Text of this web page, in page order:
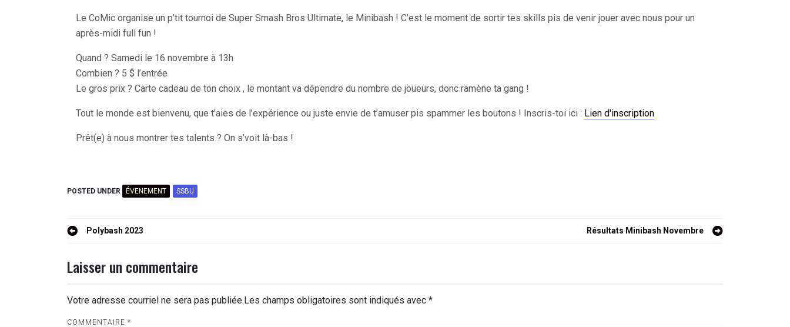
Le CoMic organise un p’tit tournoi de Super Smash Bros Ultimate, le Minibash ! C’est le moment de sortir tes skills pis de venir jouer avec nous pour un
après-midi full fun !
Quand ? Samedi le 16 novembre à 13h
Combien ? 5 $ l’entrée
Le gros prix ? Carte cadeau de ton choix , le montant va dépendre du nombre de joueurs, donc ramène ta gang !
Tout le monde est bienvenu, que t’aies de l’expérience ou juste envie de t’amuser pis spammer les boutons ! Inscris-toi ici : Lien d'inscription
Prêt(e) à nous montrer tes talents ? On s’voit là-bas !
POSTED UNDER ÉVENEMENT SSBU
Navigation
de
l'article
Polybash 2023 Résultats Minibash Novembre
Laisser un commentaire
Votre adresse courriel ne sera pas publiée.Les champs obligatoires sont indiqués avec *
COMMENTAIRE *